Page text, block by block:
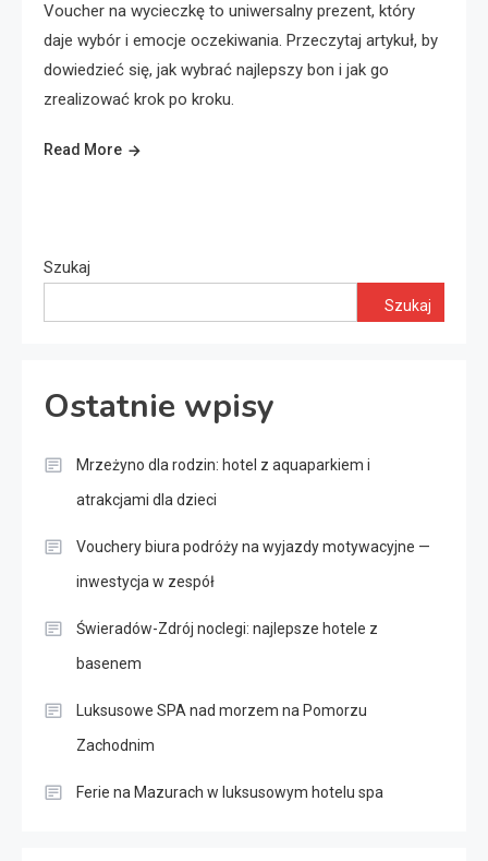
Voucher na wycieczkę to uniwersalny prezent, który
daje wybór i emocje oczekiwania. Przeczytaj artykuł, by
dowiedzieć się, jak wybrać najlepszy bon i jak go
zrealizować krok po kroku.
Read More
Szukaj
Szukaj
Ostatnie wpisy
Mrzeżyno dla rodzin: hotel z aquaparkiem i
atrakcjami dla dzieci
Vouchery biura podróży na wyjazdy motywacyjne —
inwestycja w zespół
Świeradów-Zdrój noclegi: najlepsze hotele z
basenem
Luksusowe SPA nad morzem na Pomorzu
Zachodnim
Ferie na Mazurach w luksusowym hotelu spa